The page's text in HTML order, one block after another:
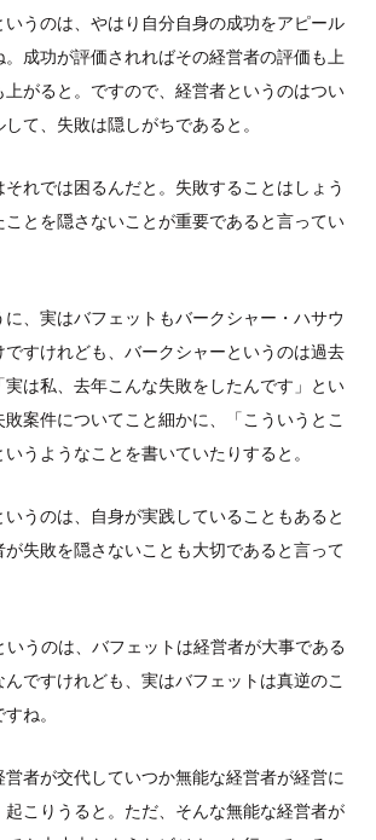
いうのは、やはり自分自身の成功をアピール
。成功が評価されればその経営者の評価も上
がると。ですので、経営者というのはつい
て、失敗は隠しがちであると。
れでは困るんだと。失敗することはしょう
とを隠さないことが重要であると言ってい
、実はバフェットもバークシャー・ハサウ
ですけれども、バークシャーというのは過去
は私、去年こんな失敗をしたんです」とい
案件についてこと細かに、「こういうとこ
うようなことを書いていたりすると。
うのは、自身が実践していることもあると
失敗を隠さないことも大切であると言って
いうのは、バフェットは経営者が大事である
ですけれども、実はバフェットは真逆のこ
ね。
者が交代していつか無能な経営者が経営に
こりうると。ただ、そんな無能な経営者が